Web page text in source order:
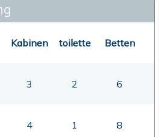
Kabinen toilette Betten
3 2 6
4 1 8